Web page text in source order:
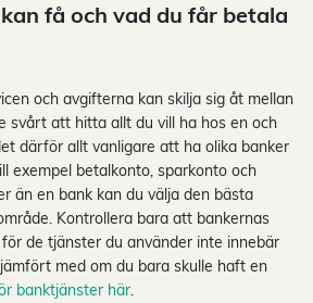
få och vad du får betala
och avgifterna kan skilja sig åt mellan
svårt att hitta allt du vill ha hos en och
därför allt vanligare att ha olika banker
exempel betalkonto, sparkonto och
än en bank kan du välja den bästa
Kontrollera bara att bankernas
de tjänster du använder inte innebär
med om du bara skulle haft en
banktjänster här.